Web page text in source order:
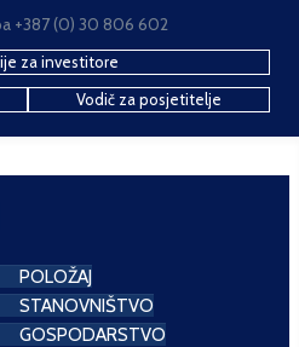
+387 (0) 30 806 602
za investitore
Vodič za posjetitelje
POLOŽAJ
STANOVNIŠTVO
GOSPODARSTVO